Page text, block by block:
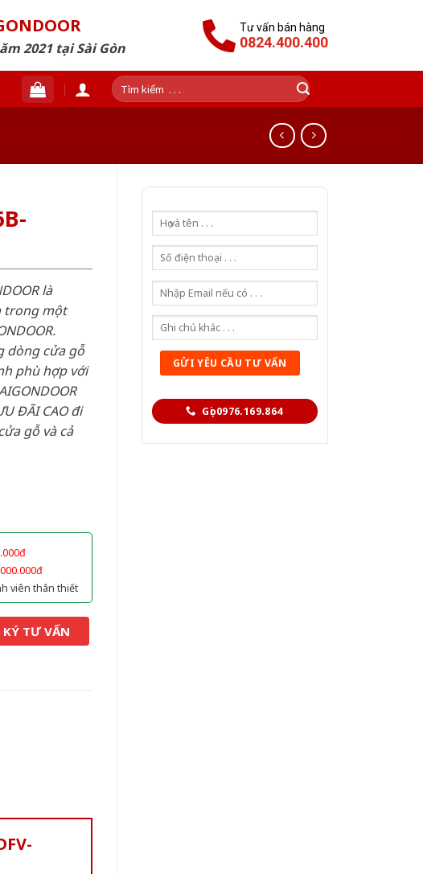
2021 tại Sài Gòn
Tư vấn bán hàng
0824.400.400
Tìm
kiếm:
Gọi 0976.169.864
là
trong một
dòng cửa gỗ
phù hợp với
ĐÃI CAO đi
gỗ và cả
viên thân thiết
TƯ VẤN